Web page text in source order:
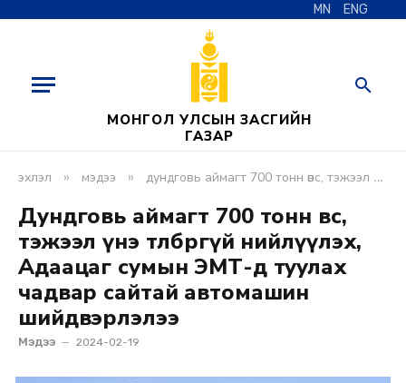
MN ENG
МОНГОЛ УЛСЫН ЗАСГИЙН
ГАЗАР
эхлэл » мэдээ » дундговь аймагт 700 тонн өвс, тэжээл үнэ төлбөргүй нийлүүлэх, адаацаг сумын эмт-д туулах чадвар сайтай автомашин шийдвэрлэлээ
Дундговь аймагт 700 тонн өвс,
тэжээл үнэ төлбөргүй нийлүүлэх,
Адаацаг сумын ЭМТ-д туулах
чадвар сайтай автомашин
шийдвэрлэлээ
Мэдээ 2024-02-19